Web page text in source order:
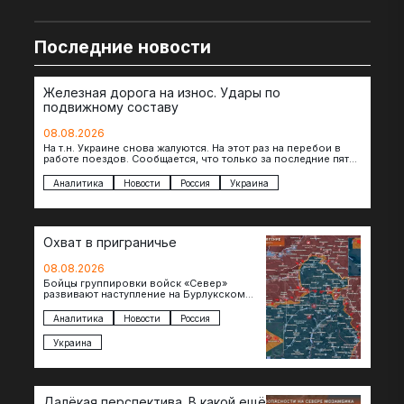
Последние новости
Железная дорога на износ. Удары по
подвижному составу
08.08.2026
На т.н. Украине снова жалуются. На этот раз на перебои в
работе поездов. Сообщается, что только за последние пять
Аналитика Новости Россия Украина
Охват в приграничье
08.08.2026
Бойцы группировки войск «Север»
развивают наступление на Бурлукском
теснят противника сразу на нескольких
участках, создавая угрозу охвата…
Аналитика Новости Россия
Украина